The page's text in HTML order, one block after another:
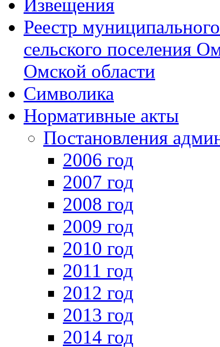
Извещения
Реестр
сельского поселения
Омской области
Символика
Нормативные акты
Постановления
2006 год
2007 год
2008 год
2009 год
2010 год
2011 год
2012 год
2013 год
2014 год